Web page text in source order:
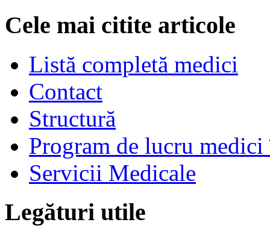
Cele mai citite articole
Listă completă medici
Contact
Structură
Program de lucru
Servicii Medicale
Legături utile